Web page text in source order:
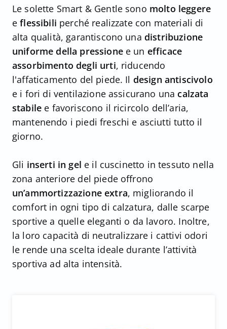
Le solette Smart & Gentle sono molto leggere
eflessibili perché realizzate con materiali di
alta qualità, garantiscono una distribuzione
uniforme della pressione e un efficace
assorbimento degli urti, riducendo
l'affaticamento del piede. Il design antiscivolo
e i fori di ventilazione assicurano una calzata
stabile e favoriscono il ricircolo dell’aria,
mantenendo i piedi freschi e asciutti tutto il
giorno.
Gli inserti in gel e il cuscinetto in tessuto nella
zona anteriore del piede offrono
un’ammortizzazione extra, migliorando il
comfort in ogni tipo di calzatura, dalle scarpe
sportive a quelle eleganti o da lavoro. Inoltre,
la loro capacità di neutralizzare i cattivi odori
le rende una scelta ideale durante l’attività
sportiva ad alta intensità.